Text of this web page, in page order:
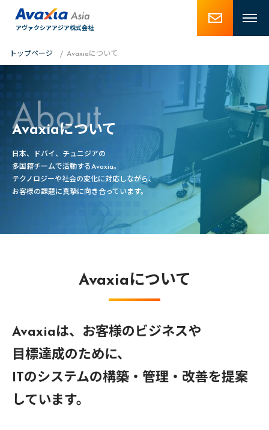
アヴァクシアアジア株式会社
トップページ Avaxiaについて
Avaxiaについて
日本、ドバイ、チュニジアの
多国籍チームで活動するAvaxia。
テクノロジーや社会の変化に対応しながら、
お客様の課題に真摯に向き合っています。
Avaxiaについて
Avaxiaは、お客様のビジネスや
目標達成のために、
ITのシステムの構築・管理・改善を提案
しています。